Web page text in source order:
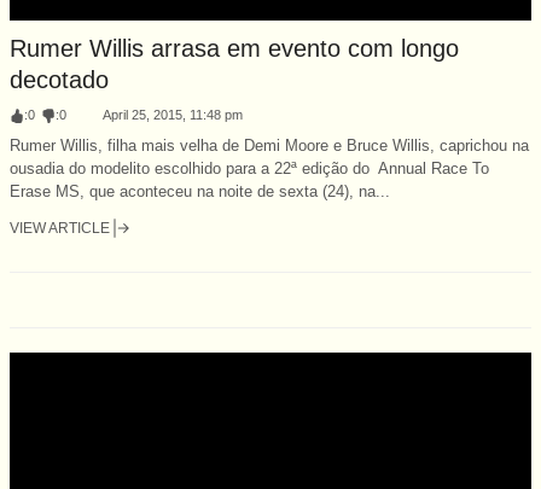
Rumer Willis arrasa em evento com longo
decotado
:0 :0 April 25, 2015, 11:48 pm
Rumer Willis, filha mais velha de Demi Moore e Bruce Willis, caprichou na
ousadia do modelito escolhido para a 22ª edição do Annual Race To
Erase MS, que aconteceu na noite de sexta (24), na...
VIEW ARTICLE